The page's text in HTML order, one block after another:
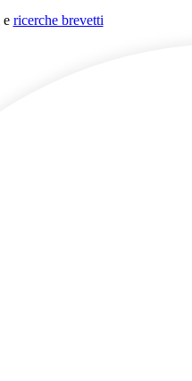
e ricerche brevetti